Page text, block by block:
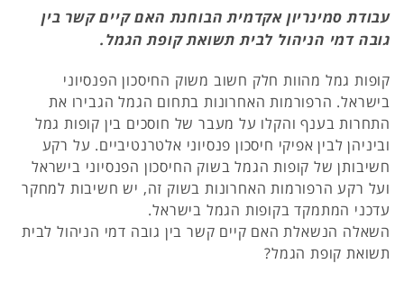
עבודת סמינריון אקדמית הבוחנת האם קיים קשר בין
גובה דמי הניהול לבית תשואת קופת הגמל.
קופות גמל מהוות חלק חשוב משוק החיסכון הפנסיוני
בישראל. הרפורמות האחרונות בתחום הגמל הגבירו את
התחרות בענף והקלו על מעבר של חוסכים בין קופות גמל
וביניהן לבין אפיקי חיסכון פנסיוני אלטרנטיביים. על רקע
חשיבותן של קופות הגמל בשוק החיסכון הפנסיוני בישראל
ועל רקע הרפורמות האחרונות בשוק זה, יש חשיבות למחקר
עדכני המתמקד בקופות הגמל בישראל.
השאלה הנשאלת האם קיים קשר בין גובה דמי הניהול לבית
תשואת קופת הגמל?